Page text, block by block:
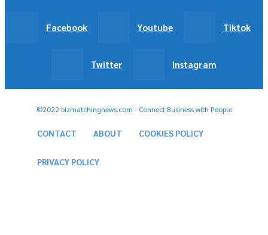
Facebook Youtube Tiktok
Twitter Instagram
©2022 bizmatchingnews.com - Connect Business with People
CONTACT ABOUT COOKIES POLICY
PRIVACY POLICY